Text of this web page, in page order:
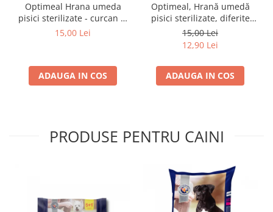
Optimeal Hrana umeda
pisici sterilizate - curcan si
pui in sos, set 3+1,
15,00 Lei
ADAUGA IN COS
Optimeal, Hrană umedă
pisici sterilizate, diferite
arome, (3+1), 0.34kg
15,00 Lei
12,90 Lei
ADAUGA IN COS
PRODUSE PENTRU CAINI